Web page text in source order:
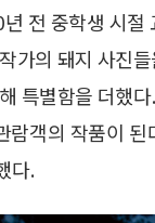
년 전 중학생 시
가의 돼지 사진
특별함을 더했
람객의 작품이
다.